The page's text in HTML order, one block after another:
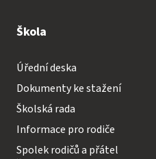
Škola
Úřední deska
Dokumenty ke stažení
Školská rada
Informace pro rodiče
Spolek rodičů a přátel